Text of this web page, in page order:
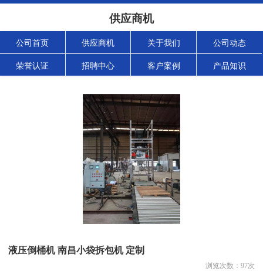
供应商机
公司首页 供应商机 关于我们 公司动态
荣誉认证 招聘中心 客户案例 产品知识
液压倒桶机 南昌小袋拆包机 定制
浏览次数： 97次